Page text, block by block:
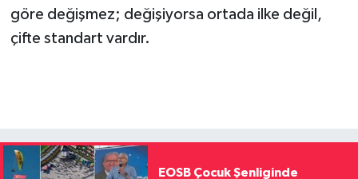
göre değişmez; değişiyorsa ortada ilke değil,
çifte standart vardır.
EOSB Çocuk Şenliginde